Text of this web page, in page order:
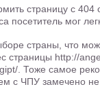
страницу с 404
посетитель мог
страны, что
страницы http://
. Тоже самое
с ЧПУ замечено